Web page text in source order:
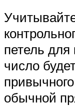
петель
число
обычной